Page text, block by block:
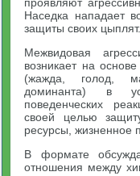
Наседка нападает
защиты своих цыплят.
Межвидовая
возникает на
(жажда, голод,
доминанта) в
поведенческих
своей целью
ресурсы, жизненное
В формате
отношения между